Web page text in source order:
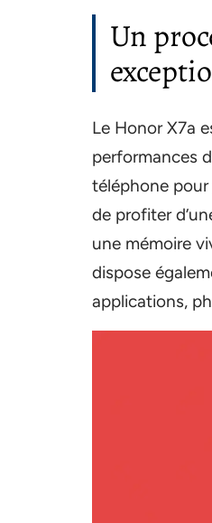
Un
Le Honor X7a
performances
téléphone pour
de profiter
une mémoire
dispose
applications,